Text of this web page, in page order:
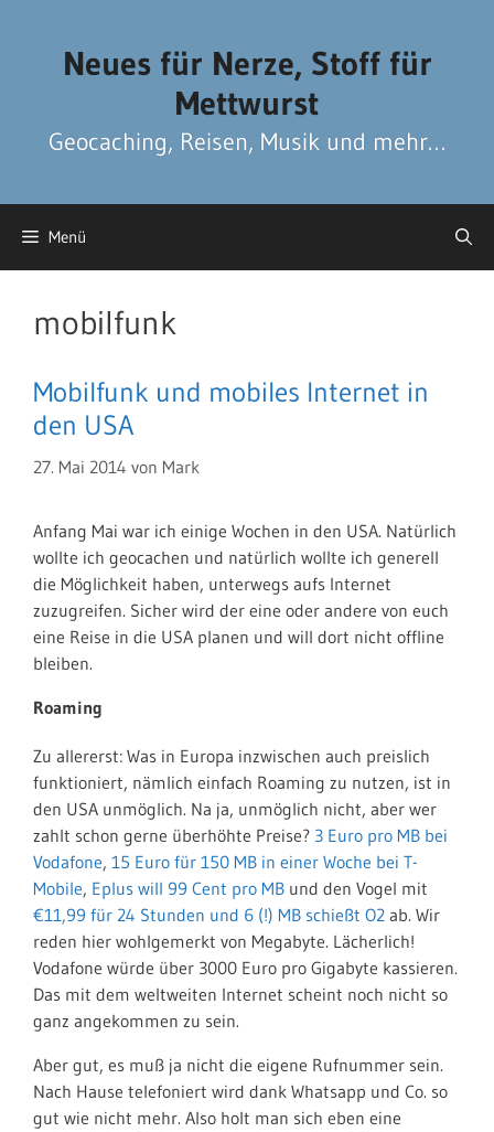
Neues für Nerze, Stoff für
Mettwurst
Geocaching, Reisen, Musik und mehr…
Menü
mobilfunk
Mobilfunk und mobiles Internet in
den USA
27. Mai 2014 von Mark
Anfang Mai war ich einige Wochen in den USA. Natürlich
wollte ich geocachen und natürlich wollte ich generell
die Möglichkeit haben, unterwegs aufs Internet
zuzugreifen. Sicher wird der eine oder andere von euch
eine Reise in die USA planen und will dort nicht offline
bleiben.
Roaming
Zu allererst: Was in Europa inzwischen auch preislich
funktioniert, nämlich einfach Roaming zu nutzen, ist in
den USA unmöglich. Na ja, unmöglich nicht, aber wer
zahlt schon gerne überhöhte Preise? 3 Euro pro MB bei
Vodafone, 15 Euro für 150 MB in einer Woche bei T-
Mobile, Eplus will 99 Cent pro MB und den Vogel mit
€11,99 für 24 Stunden und 6 (!) MB schießt O2 ab. Wir
reden hier wohlgemerkt von Megabyte. Lächerlich!
Vodafone würde über 3000 Euro pro Gigabyte kassieren.
Das mit dem weltweiten Internet scheint noch nicht so
ganz angekommen zu sein.
Aber gut, es muß ja nicht die eigene Rufnummer sein.
Nach Hause telefoniert wird dank Whatsapp und Co. so
gut wie nicht mehr. Also holt man sich eben eine